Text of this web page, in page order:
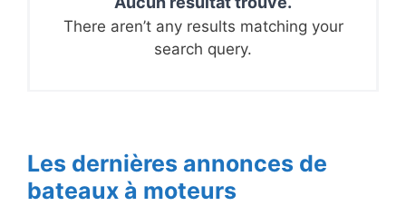
There aren’t any results matching your
search query.
Les dernières annonces de
bateaux à moteurs